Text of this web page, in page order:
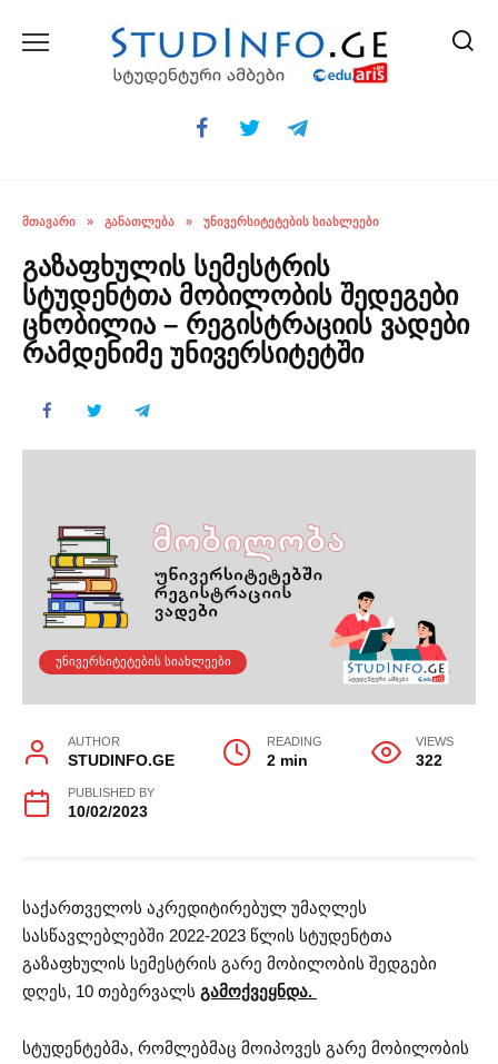
ᲛᲗᲐᲕᲐᲠᲘ » ᲒᲐᲜᲐᲗᲚᲔᲑᲐ » ᲣᲜᲘᲕᲔᲠᲡᲘᲢᲔᲢᲔᲑᲘᲡ ᲡᲘᲐᲮᲚᲔᲔᲑᲘ
გაზაფხულის სემესტრის
სტუდენტთა მობილობის შედეგები
ცნობილია – რეგისტრაციის ვადები
რამდენიმე უნივერსიტეტში
ᲣᲜᲘᲕᲔᲠᲡᲘᲢᲔᲢᲔᲑᲘᲡ ᲡᲘᲐᲮᲚᲔᲔᲑᲘ
AUTHOR
STUDINFO.GE
READING
2 min
VIEWS
322
PUBLISHED BY
10/02/2023
საქართველოს აკრედიტირებულ უმაღლეს
სასწავლებლებში 2022-2023 წლის სტუდენტთა
გაზაფხულის სემესტრის გარე მობილობის შედგები
დღეს, 10 თებერვალს გამოქვეყნდა.
სტუდენტებმა, რომლებმაც მოიპოვეს გარე მობილობის